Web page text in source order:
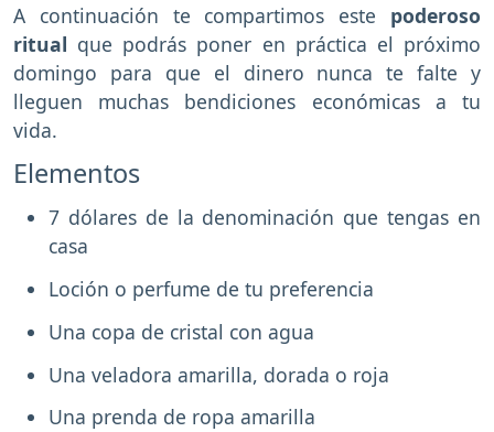
A continuación te compartimos este poderoso
ritual que podrás poner en práctica el próximo
domingo para que el dinero nunca te falte y
lleguen muchas bendiciones económicas a tu
vida.
Elementos
7 dólares de la denominación que tengas en
casa
Loción o perfume de tu preferencia
Una copa de cristal con agua
Una veladora amarilla, dorada o roja
Una prenda de ropa amarilla